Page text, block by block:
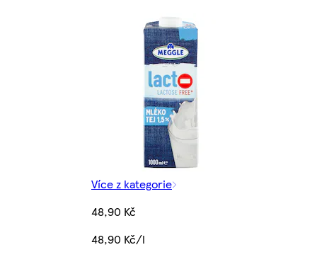
Více z kategorie
48,90 Kč
48,90 Kč/l